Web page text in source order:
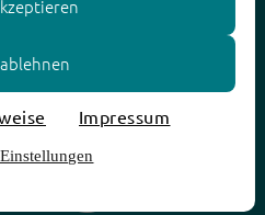
Impressum
zum